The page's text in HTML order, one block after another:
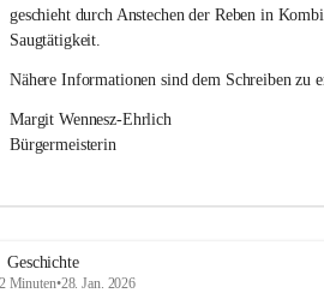
geschieht durch Anstechen der Reben in
Saugtätigkeit.
Nähere Informationen sind dem Schreiben zu
Margit Wennesz-Ehrlich
Bürgermeisterin
Geschichte
Minuten•28. Jan. 2026